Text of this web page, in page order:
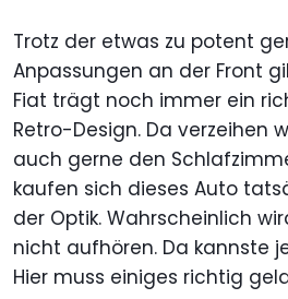
Trotz der etwas zu potent
Anpassungen an der Front
Fiat trägt noch immer ein
Retro-Design. Da verzeihen
auch gerne den
kaufen sich dieses Auto
der Optik. Wahrscheinlich
nicht aufhören. Da kannste
Hier muss einiges richtig